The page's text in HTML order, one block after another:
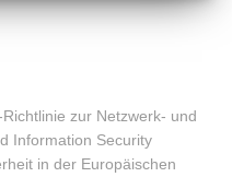
zur Netzwerk- und
Information Security
in der Europäischen